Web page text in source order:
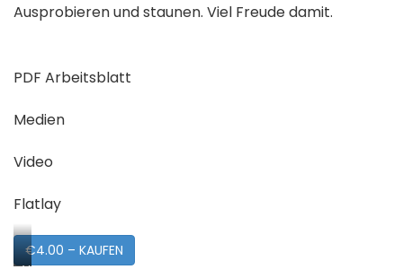
Ausprobieren und staunen. Viel Freude damit.
PDF Arbeitsblatt
Medien
Video
Flatlay
€4.00 – KAUFEN
Vorschau